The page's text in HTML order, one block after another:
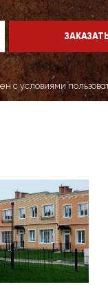
с условиями